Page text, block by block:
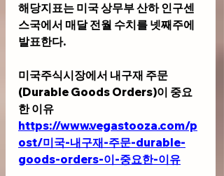
해당지표는 미국 상무부 산하 인구센
스국에서 매달 전월 수치를 넷째주에
발표한다.
미국주식시장에서 내구재 주문
(Durable Goods Orders)이 중요
한 이유
https://www.vegastooza.com/p
ost/미국-내구재-주문-durable-
goods-orders-이-중요한-이유